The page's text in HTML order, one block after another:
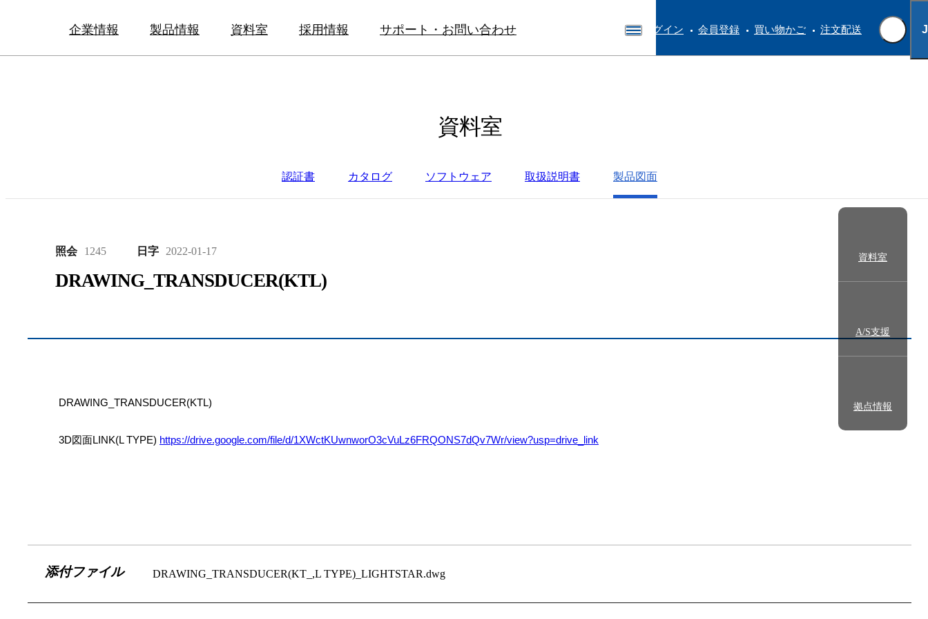
企業情報 製品情報 資料室 採用情報 サポート・お問い合わせ ログイン 会員登録 買い物かご 注文配送
資料室
認証書 カタログ ソフトウェア 取扱説明書 製品図面
照会 1245 日字 2022-01-17
DRAWING_TRANSDUCER(KTL)
DRAWING_TRANSDUCER(KTL)
3D図面LINK(L TYPE) https://drive.google.com/file/d/1XWctKUwnworO3cVuLz6FRQONS7dQv7Wr/view?usp=drive_link
添付ファイル DRAWING_TRANSDUCER(KT_,L TYPE)_LIGHTSTAR.dwg
資料室
A/S支援
拠点情報